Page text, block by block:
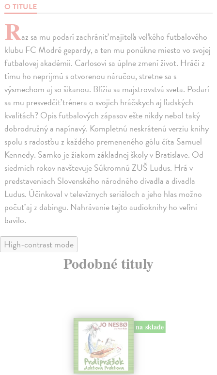
O TITULE
Raz sa mu podarí zachrániť majiteľa veľkého futbalového
klubu FC Modré gepardy, a ten mu ponúkne miesto vo svojej
futbalovej akadémii. Carlosovi sa úplne zmení život. Hráči z
tímu ho neprijmú s otvorenou náručou, stretne sa s
výsmechom aj so šikanou. Blížia sa majstrovstvá sveta. Podarí
sa mu presvedčiť trénera o svojich hráčskych aj ľudských
kvalitách? Opis futbalových zápasov ešte nikdy nebol taký
dobrodružný a napínavý. Kompletnú neskrátenú verziu knihy
spolu s radosťou z každého premeneného gólu číta Samuel
Kennedy. Samko je žiakom základnej školy v Bratislave. Od
siedmich rokov navštevuje Súkromnú ZUŠ Ludus. Hrá v
predstaveniach Slovenského národného divadla a divadla
Ludus. Účinkoval v televíznych seriáloch a jeho hlas možno
počuť aj z dabingu. Nahrávanie tejto audioknihy ho veľmi
bavilo.
High-contrast mode
Podobné tituly
na sklade